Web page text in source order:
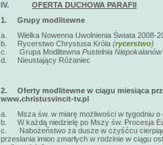
IV. OFERTA DUCHOWA PARAFII
1. Grupy modlitewne
a. Wielka Nowenna Uwolnienia Świata 2008-
b. Rycerstwo Chrystusa Króla (rycerstwo)
c. Grupa Modlitewna Pustelnia Niepokalanów
d. Nieustający Różaniec
2. Oferty modlitewne w ciągu miesiąca
www.christusvincit-tv.pl
a. Msza św. w miarę możliwości w tygodniu o
b. W każdą niedzielę po Mszy św. Procesja
c. Nabożeństwo za dusze w czyśćcu
przesłania imion zmarłych w rodzinie w ciągu